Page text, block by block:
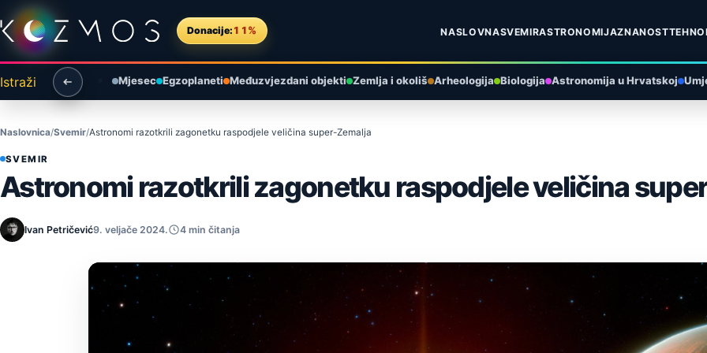
Preskoči na sadržaj
Donacije: 11% NASLOVNASVEMIRASTRONOMIJAZNANOST
Istraži Mjesec Egzoplaneti Međuzvjezdani objekti Zemlja i okoliš Arheologija Biologija Astronomija u Hrvatskoj
Naslovnica Svemir Astronomi razotkrili zagonetku raspodjele veličina super-Zemalja
SVEMIR
Astronomi razotkrili zagonetku raspodjele veličina
Ivan Petričević9. veljače 2024. 4 min čitanja